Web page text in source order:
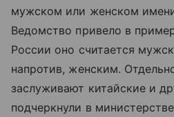
мужском или женском
Ведомство привело в
России оно считается
напротив, женским.
заслуживают китайские и
подчеркнули в